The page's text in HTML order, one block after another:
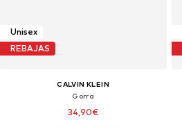
Unisex
REBAJAS
CALVIN KLEIN
Gorra
34,90€